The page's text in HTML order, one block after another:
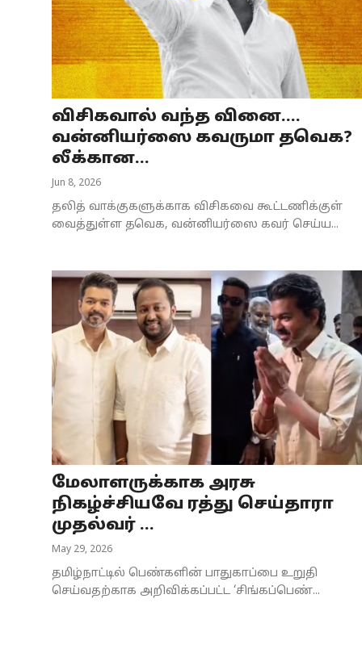
விசிகவால் வந்த வினை....
வன்னியர்ஸை கவருமா தவெக?
லீக்கான...
Jun 8, 2026
தலித் வாக்குகளுக்காக விசிகவை கூட்டணிக்குள்
வைத்துள்ள தவெக, வன்னியர்ஸை கவர் செய்ய...
மேலாளருக்காக அரசு
நிகழ்ச்சியவே ரத்து செய்தாரா
முதல்வர் ...
May 29, 2026
தமிழ்நாட்டில் பெண்களின் பாதுகாப்பை உறுதி
செய்வதற்காக அறிவிக்கப்பட்ட ‘சிங்கப்பெண்...